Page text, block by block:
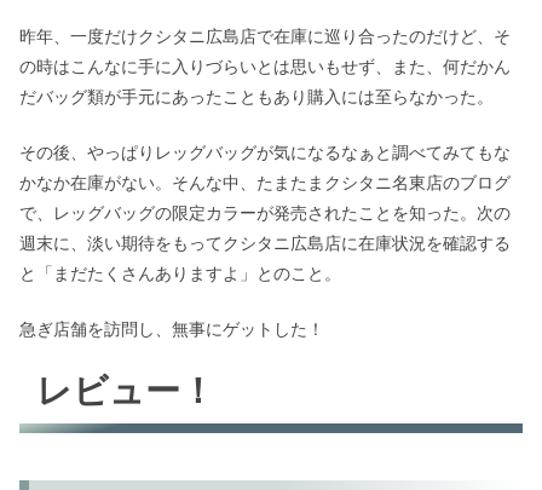
昨年、一度だけクシタニ広島店で在庫に巡り合ったのだけど、そ
の時はこんなに手に入りづらいとは思いもせず、また、何だかん
だバッグ類が手元にあったこともあり購入には至らなかった。
その後、やっぱりレッグバッグが気になるなぁと調べてみてもな
かなか在庫がない。そんな中、たまたまクシタニ名東店のブログ
で、レッグバッグの限定カラーが発売されたことを知った。次の
週末に、淡い期待をもってクシタニ広島店に在庫状況を確認する
と「まだたくさんありますよ」とのこと。
急ぎ店舗を訪問し、無事にゲットした！
レビュー！